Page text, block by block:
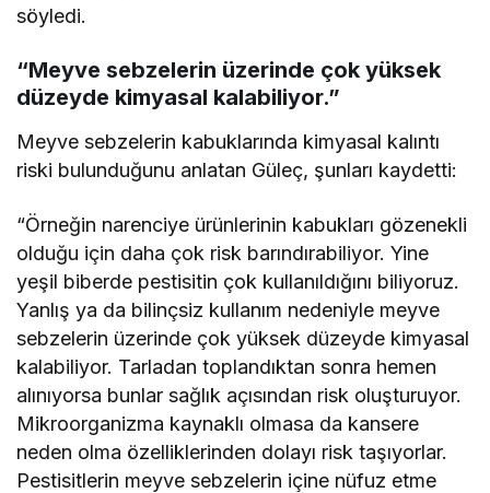
söyledi.
“Meyve sebzelerin üzerinde çok yüksek
düzeyde kimyasal kalabiliyor.”
Meyve sebzelerin kabuklarında kimyasal kalıntı
riski bulunduğunu anlatan Güleç, şunları kaydetti:
“Örneğin narenciye ürünlerinin kabukları gözenekli
olduğu için daha çok risk barındırabiliyor. Yine
yeşil biberde pestisitin çok kullanıldığını biliyoruz.
Yanlış ya da bilinçsiz kullanım nedeniyle meyve
sebzelerin üzerinde çok yüksek düzeyde kimyasal
kalabiliyor. Tarladan toplandıktan sonra hemen
alınıyorsa bunlar sağlık açısından risk oluşturuyor.
Mikroorganizma kaynaklı olmasa da kansere
neden olma özelliklerinden dolayı risk taşıyorlar.
Pestisitlerin meyve sebzelerin içine nüfuz etme